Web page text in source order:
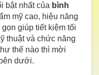
bật nhất của bình
mỹ cao, hiệu năng
giúp tiết kiệm tối
thuật và chức năng
thế nào thì mời
dưới.